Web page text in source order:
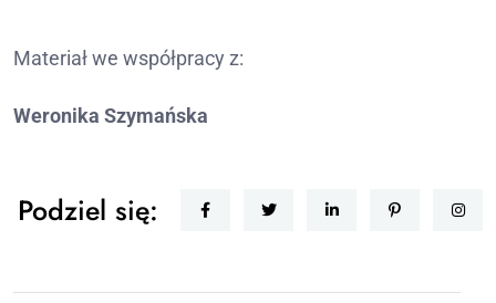
Materiał we współpracy z:
Weronika Szymańska
Podziel się: